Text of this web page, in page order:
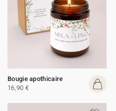
Bougie apothicaire
16,90 €